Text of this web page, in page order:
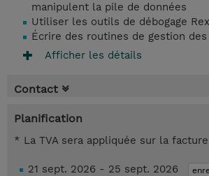
manipulent la pile de données
Utiliser les outils de débogage
Écrire des routines de gestion
Afficher les détails
Contact
Planification
* La TVA sera appliquée sur la
21 sept. 2026 - 25 sept. 2026